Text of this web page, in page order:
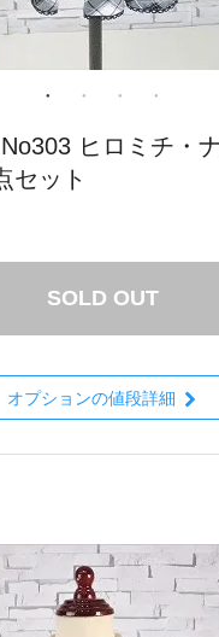
No303 ヒロミチ・
セット
SOLD OUT
オプションの値段詳細